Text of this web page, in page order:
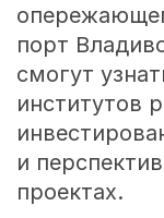
порт
смогут
институтов
и
проектах.